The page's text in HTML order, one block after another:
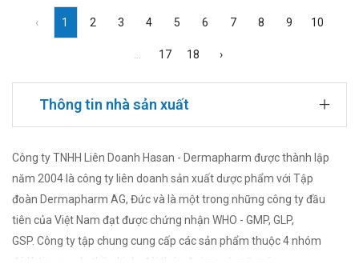
‹ 1 2 3 4 5 6 7 8 9 10
17 18 ›
Thông tin nhà sản xuất
Công ty TNHH Liên Doanh Hasan - Dermapharm được thành lập
năm 2004 là công ty liên doanh sản xuất dược phẩm với Tập
đoàn Dermapharm AG, Đức và là một trong những công ty đầu
tiên của Việt Nam đạt được chứng nhận WHO - GMP, GLP,
GSP. Công ty tập chung cung cấp các sản phẩm thuộc 4 nhóm
đó là tim mạch, thần kinh, đái tháo đường và mỡ máu.